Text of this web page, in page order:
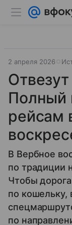
2 апреля 2026
Полный
рейсам
В Вербное
по традиции
Чтобы
по кошельку,
по